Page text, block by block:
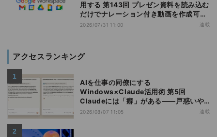
用する 第143回 プレゼン資料を読み込む
だけでナレーション付き動画を作成可能
になった「Google Vids」
2026/07/31 11:00 連載
アクセスランキング
AIを仕事の同僚にする
Windows×Claude活用術 第5回
Claudeには「癖」がある――戸惑いや
すい7つの仕様
2026/08/07 11:05 連載